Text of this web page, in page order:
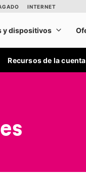
Recursos de la cuenta